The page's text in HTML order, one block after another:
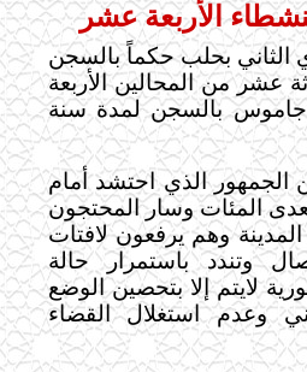
الأربعة عشر
الثاني بحلب حكماً بالسجن
عشر من المحالين الأربعة
بالسجن لمدة سنة
الجمهور الذي احتشد أمام
المئات وسار المحتجون
وهم يرفعون لافتات
وتندد باستمرار حالة
لايتم إلا بتحصين الوضع
وعدم استغلال القضاء